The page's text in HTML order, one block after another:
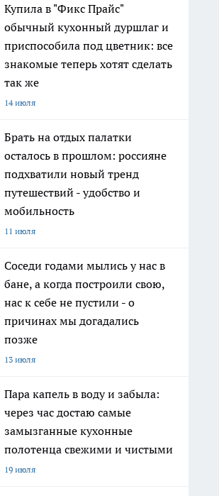
Купила в "Фикс Прайс"
обычный кухонный дуршлаг и
приспособила под цветник: все
знакомые теперь хотят сделать
так же
14 июля
Брать на отдых палатки
осталось в прошлом: россияне
подхватили новый тренд
путешествий - удобство и
мобильность
11 июля
Соседи годами мылись у нас в
бане, а когда построили свою,
нас к себе не пустили - о
причинах мы догадались
позже
13 июля
Пара капель в воду и забыла:
через час достаю самые
замызганные кухонные
полотенца свежими и чистыми
19 июля